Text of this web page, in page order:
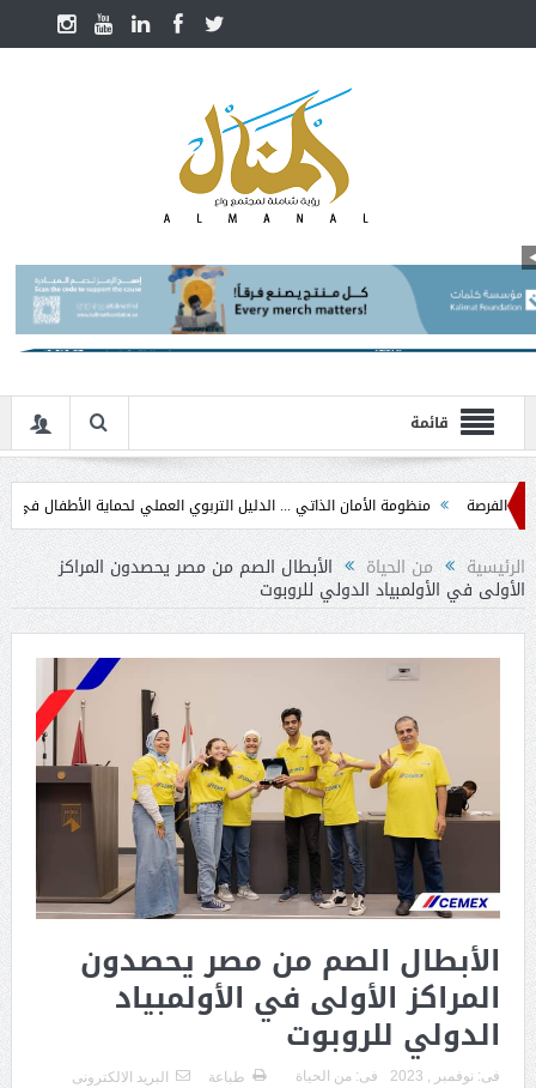
قائمة
منظومة الأمان الذاتي ... الدليل التربوي العملي لحماية الأطفال في مرحلة التدخل
الرئيسية من الحياة الأبطال الصم من مصر يحصدون المراكز
الأولى في الأولمبياد الدولي للروبوت
الأبطال الصم من مصر يحصدون
المراكز الأولى في الأولمبياد
الدولي للروبوت
فى: نوفمبر , 2023 فى: من الحياة طباعة البريد الالكترونى